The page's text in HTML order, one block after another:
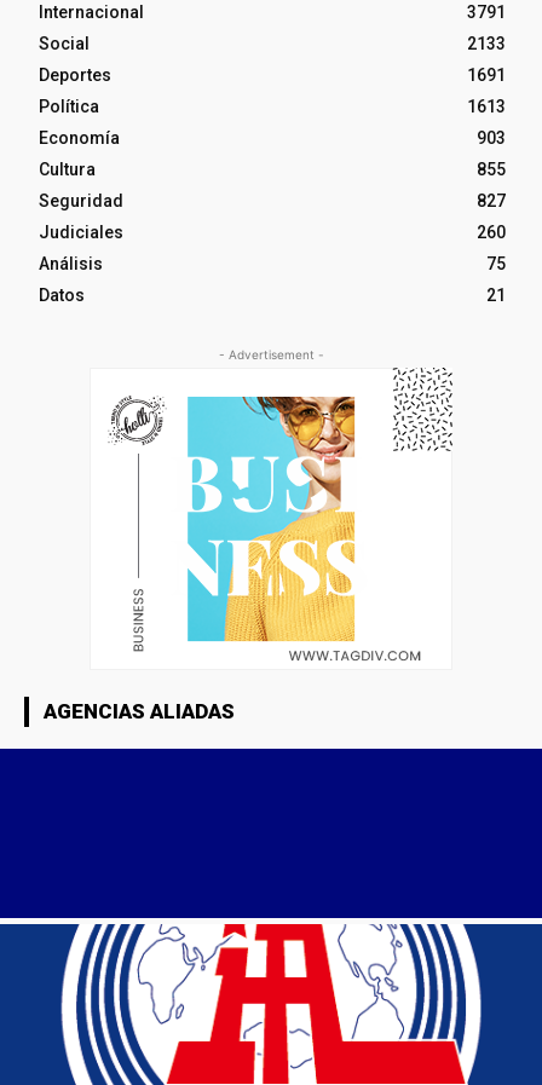
Internacional
3791
Social
2133
Deportes
1691
Política
1613
Economía
903
Cultura
855
Seguridad
827
Judiciales
260
Análisis
75
Datos
21
- Advertisement -
AGENCIAS ALIADAS